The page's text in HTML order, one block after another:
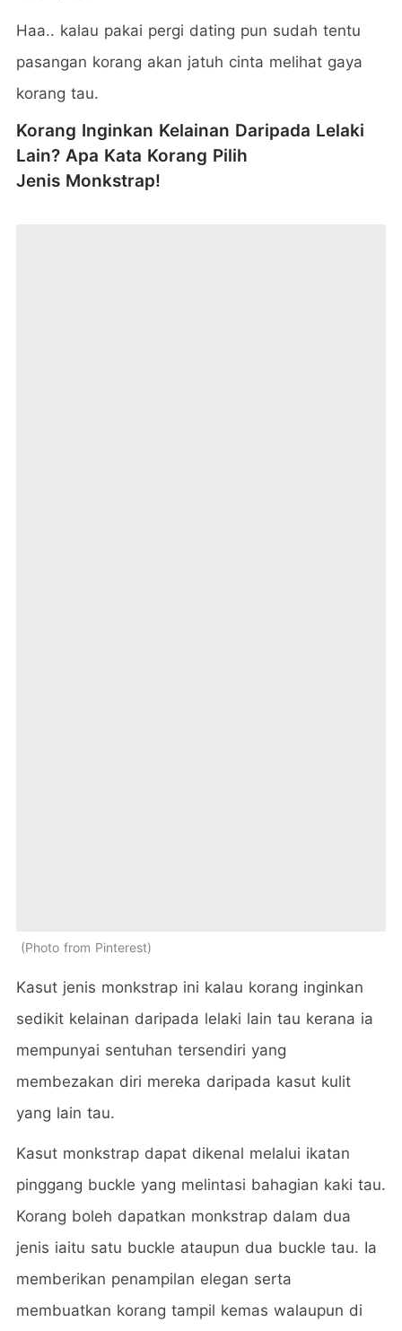
Haa.. kalau pakai pergi dating pun sudah tentu
pasangan korang akan jatuh cinta melihat gaya
korang tau.
Korang Inginkan Kelainan Daripada Lelaki
Lain? Apa Kata Korang Pilih
Jenis Monkstrap!
Photo from Pinterest
Kasut jenis monkstrap ini kalau korang inginkan
sedikit kelainan daripada lelaki lain tau kerana ia
mempunyai sentuhan tersendiri yang
membezakan diri mereka daripada kasut kulit
yang lain tau.
Kasut monkstrap dapat dikenal melalui ikatan
pinggang buckle yang melintasi bahagian kaki tau.
Korang boleh dapatkan monkstrap dalam dua
jenis iaitu satu buckle ataupun dua buckle tau. Ia
memberikan penampilan elegan serta
membuatkan korang tampil kemas walaupun di